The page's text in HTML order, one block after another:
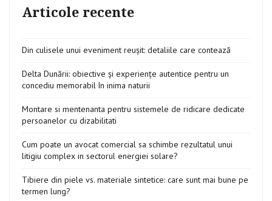
Articole recente
Din culisele unui eveniment reușit: detaliile care contează
Delta Dunării: obiective și experiențe autentice pentru un
concediu memorabil în inima naturii
Montare si mentenanta pentru sistemele de ridicare dedicate
persoanelor cu dizabilitati
Cum poate un avocat comercial sa schimbe rezultatul unui
litigiu complex in sectorul energiei solare?
Tibiere din piele vs. materiale sintetice: care sunt mai bune pe
termen lung?